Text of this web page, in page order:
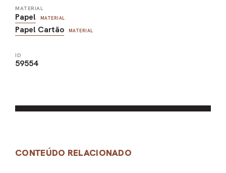
MATERIAL
Papel MATERIAL
Papel Cartão MATERIAL
ID
59554
CONTEÚDO RELACIONADO